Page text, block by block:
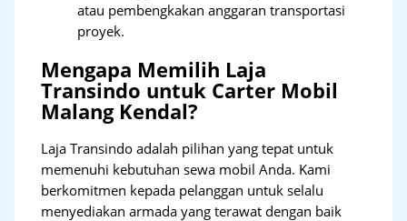
atau pembengkakan anggaran transportasi
proyek.
Mengapa Memilih Laja
Transindo untuk Carter Mobil
Malang Kendal?
Laja Transindo adalah pilihan yang tepat untuk
memenuhi kebutuhan sewa mobil Anda. Kami
berkomitmen kepada pelanggan untuk selalu
menyediakan armada yang terawat dengan baik